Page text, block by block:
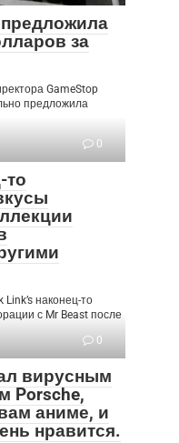
предложила
за
GameStop
предложила
0
то
наконец-то
с Mr Beast после
0
вирусным
Porsche,
аниме, и
нравится.